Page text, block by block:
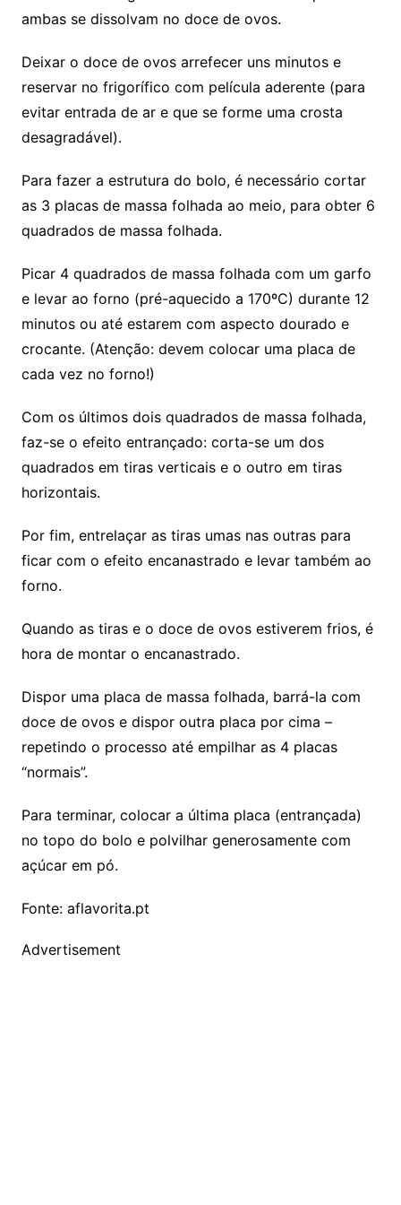
ambas se dissolvam no doce de ovos.
Deixar o doce de ovos arrefecer uns minutos e
reservar no frigorífico com película aderente (para
evitar entrada de ar e que se forme uma crosta
desagradável).
Para fazer a estrutura do bolo, é necessário cortar
as 3 placas de massa folhada ao meio, para obter 6
quadrados de massa folhada.
Picar 4 quadrados de massa folhada com um garfo
e levar ao forno (pré-aquecido a 170ºC) durante 12
minutos ou até estarem com aspecto dourado e
crocante. (Atenção: devem colocar uma placa de
cada vez no forno!)
Com os últimos dois quadrados de massa folhada,
faz-se o efeito entrançado: corta-se um dos
quadrados em tiras verticais e o outro em tiras
horizontais.
Por fim, entrelaçar as tiras umas nas outras para
ficar com o efeito encanastrado e levar também ao
forno.
Quando as tiras e o doce de ovos estiverem frios, é
hora de montar o encanastrado.
Dispor uma placa de massa folhada, barrá-la com
doce de ovos e dispor outra placa por cima –
repetindo o processo até empilhar as 4 placas
“normais”.
Para terminar, colocar a última placa (entrançada)
no topo do bolo e polvilhar generosamente com
açúcar em pó.
Fonte: aflavorita.pt
Advertisement